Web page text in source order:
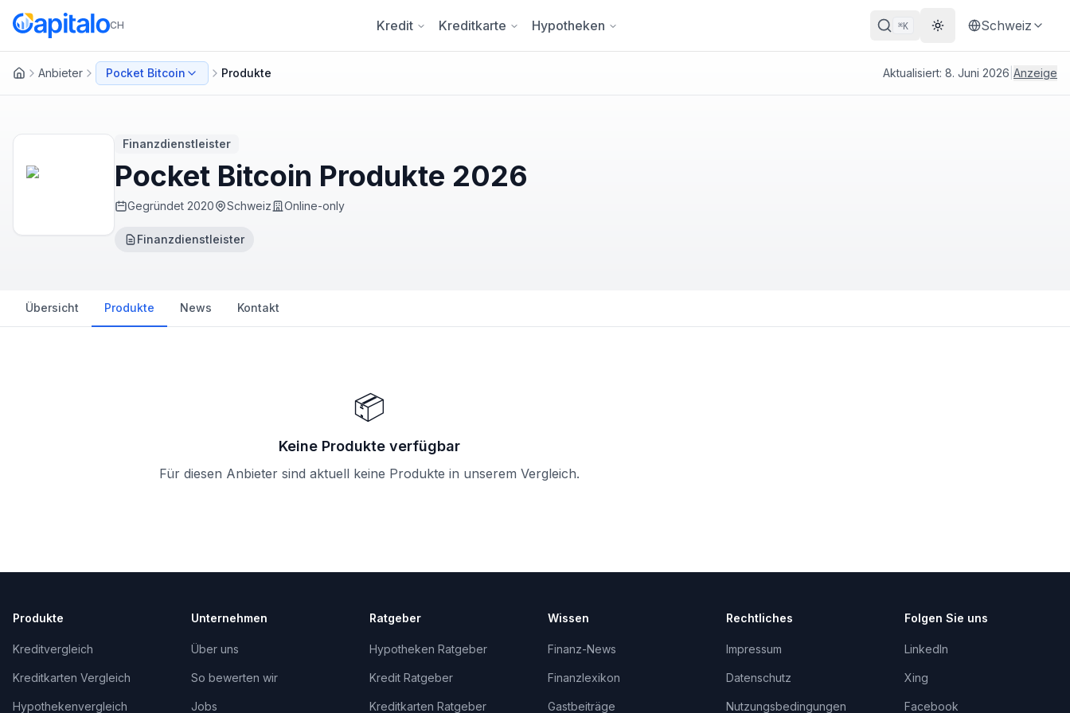
CH Kredit Kreditkarte Hypotheken ⌘K Theme wechseln
Schweiz
Anbieter Pocket Bitcoin Produkte Aktualisiert: 8. Juni 2026 Anzeige
Finanzdienstleister
Pocket Bitcoin Produkte 2026
Gegründet 2020 Schweiz Online-only
Finanzdienstleister
Übersicht Produkte News Kontakt
📦
Keine Produkte verfügbar
Für diesen Anbieter sind aktuell keine Produkte in unserem Vergleich.
Produkte
Kreditvergleich
Kreditkarten Vergleich
Hypothekenvergleich
Unternehmen
Über uns
So bewerten wir
Jobs
Ratgeber
Hypotheken Ratgeber
Kredit Ratgeber
Kreditkarten Ratgeber
Wissen
Finanz-News
Finanzlexikon
Gastbeiträge
Rechtliches
Impressum
Datenschutz
Nutzungsbedingungen
Folgen Sie uns
LinkedIn
Xing
Facebook